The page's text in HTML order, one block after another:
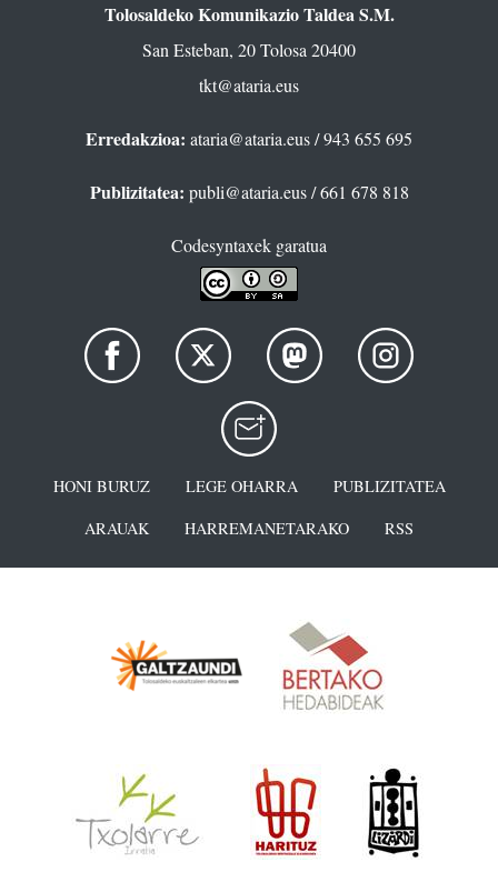
Tolosaldeko Komunikazio Taldea S.M.
San Esteban, 20 Tolosa 20400
tkt@ataria.eus
Erredakzioa: ataria@ataria.eus/ 943 655 695
Publizitatea: publi@ataria.eus/ 661 678 818
Codesyntaxek garatua
HONI BURUZ LEGE OHARRA
PUBLIZITATEA
ARAUAK
HARREMANETARAKO RSS